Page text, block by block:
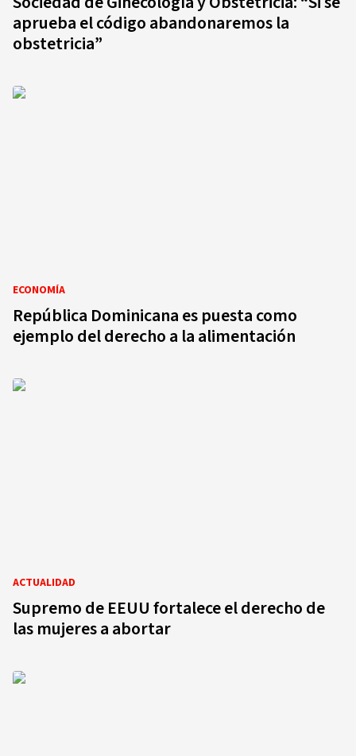
aprueba el código abandonaremos la
obstetricia”
ECONOMÍA
República Dominicana es puesta como
ejemplo del derecho a la alimentación
ACTUALIDAD
Supremo de EEUU fortalece el derecho de
las mujeres a abortar